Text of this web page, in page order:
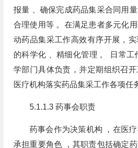
报量 、确保完成药品集采合同用
合理使用等 。在满足患者多元化
动药品集采工作高效有序开展，
的科学化 、精细化管理 。 日常工
学部门具体负责，并定期组织召
医疗机构落实药品集采工作各项任
5.1.1.3 药事会职责
药事会作为决策机构 ，在医
承担重要角色 ，其职责包括确定